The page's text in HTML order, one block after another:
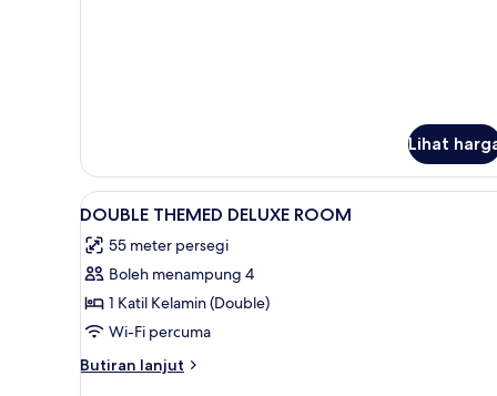
Lihat
Lihat
semua
foto
untuk
DOUBLE
THEMED
DELUXE
ROOM
Bar mini, peti besi dalam
37
DOUBLE THEMED DELUXE ROOM
55 meter persegi
Boleh menampung 4
1 Katil Kelamin (Double)
Wi-Fi percuma
Butiran lanjut
Butiran